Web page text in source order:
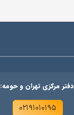
دفتر مرکزی تهران و حومه:
۰۲۱۹۱۰۱۰۱۹۵